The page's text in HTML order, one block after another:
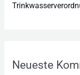
Neueste